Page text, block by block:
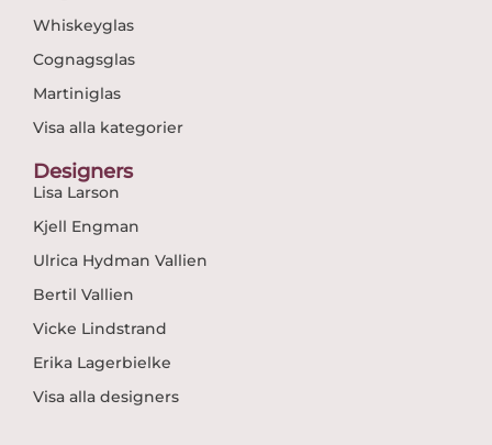
Whiskeyglas
Cognagsglas
Martiniglas
Visa alla kategorier
Designers
Lisa Larson
Kjell Engman
Ulrica Hydman Vallien
Bertil Vallien
Vicke Lindstrand
Erika Lagerbielke
Visa alla designers